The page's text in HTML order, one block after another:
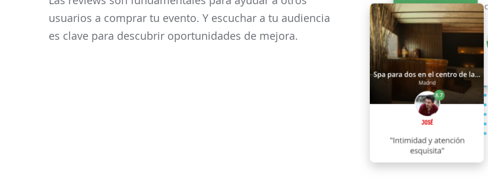
usuarios a comprar tu evento. Y escuchar a tu audiencia
es clave para descubrir oportunidades de mejora.